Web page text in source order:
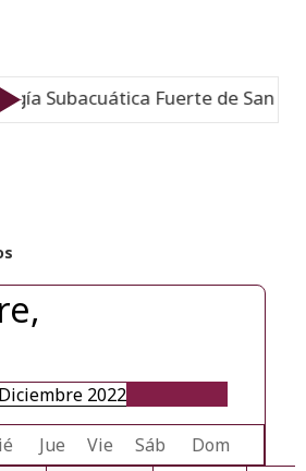
Fuerte de San José
Diciembre 2022
Jue Vie Sáb Dom